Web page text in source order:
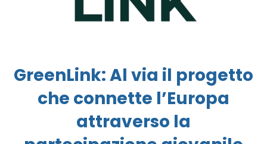
GreenLink: Al via il progetto
che connette l’Europa
attraverso la